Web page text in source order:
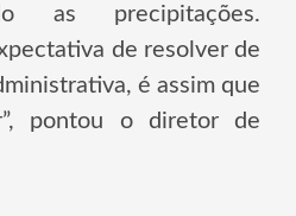
as precipitações.
de resolver de
é assim que
pontou o diretor de